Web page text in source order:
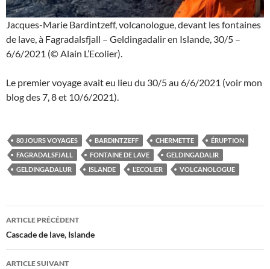
Jacques-Marie Bardintzeff, volcanologue, devant les fontaines
de lave, à Fagradalsfjall – Geldingadalir en Islande, 30/5 –
6/6/2021 (© Alain L’Ecolier).
Le premier voyage avait eu lieu du 30/5 au 6/6/2021 (voir mon
blog des 7, 8 et 10/6/2021).
80 JOURS VOYAGES BARDINTZEFF CHERMETTE
ÉRUPTION
FAGRADALSFJALL
FONTAINE DE LAVE
GELDINGADALIR
GELDINGADALUR
ISLANDE L’ECOLIER VOLCANOLOGUE
Navigation
des
articles
ARTICLE PRÉCÉDENT
Cascade de lave, Islande
ARTICLE SUIVANT